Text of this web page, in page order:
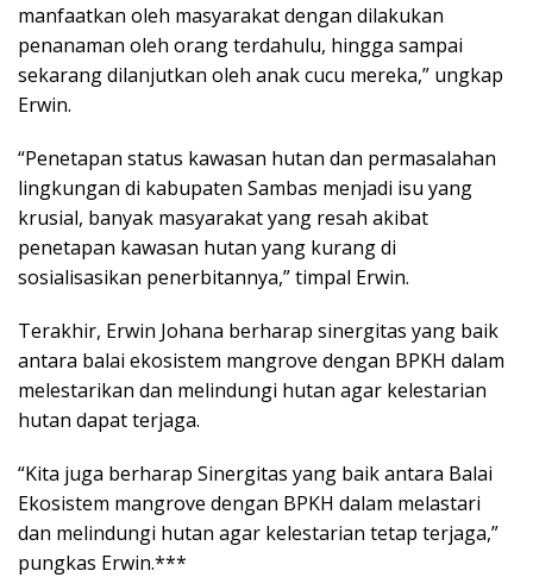
manfaatkan oleh masyarakat dengan dilakukan
penanaman oleh orang terdahulu, hingga sampai
sekarang dilanjutkan oleh anak cucu mereka,” ungkap
Erwin.
“Penetapan status kawasan hutan dan permasalahan
lingkungan di kabupaten Sambas menjadi isu yang
krusial, banyak masyarakat yang resah akibat
penetapan kawasan hutan yang kurang di
sosialisasikan penerbitannya,” timpal Erwin.
Terakhir, Erwin Johana berharap sinergitas yang baik
antara balai ekosistem mangrove dengan BPKH dalam
melestarikan dan melindungi hutan agar kelestarian
hutan dapat terjaga.
“Kita juga berharap Sinergitas yang baik antara Balai
Ekosistem mangrove dengan BPKH dalam melastari
dan melindungi hutan agar kelestarian tetap terjaga,”
pungkas Erwin.***